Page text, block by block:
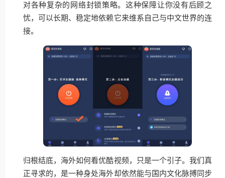
对各种复杂的网络封锁策略。这种保障让你没有后顾之
忧，可以长期、稳定地依赖它来维系自己与中文世界的连
接。
归根结底，海外如何看优酷视频，只是一个引子。我们真
正寻求的，是一种身处海外却依然能与国内文化脉搏同步